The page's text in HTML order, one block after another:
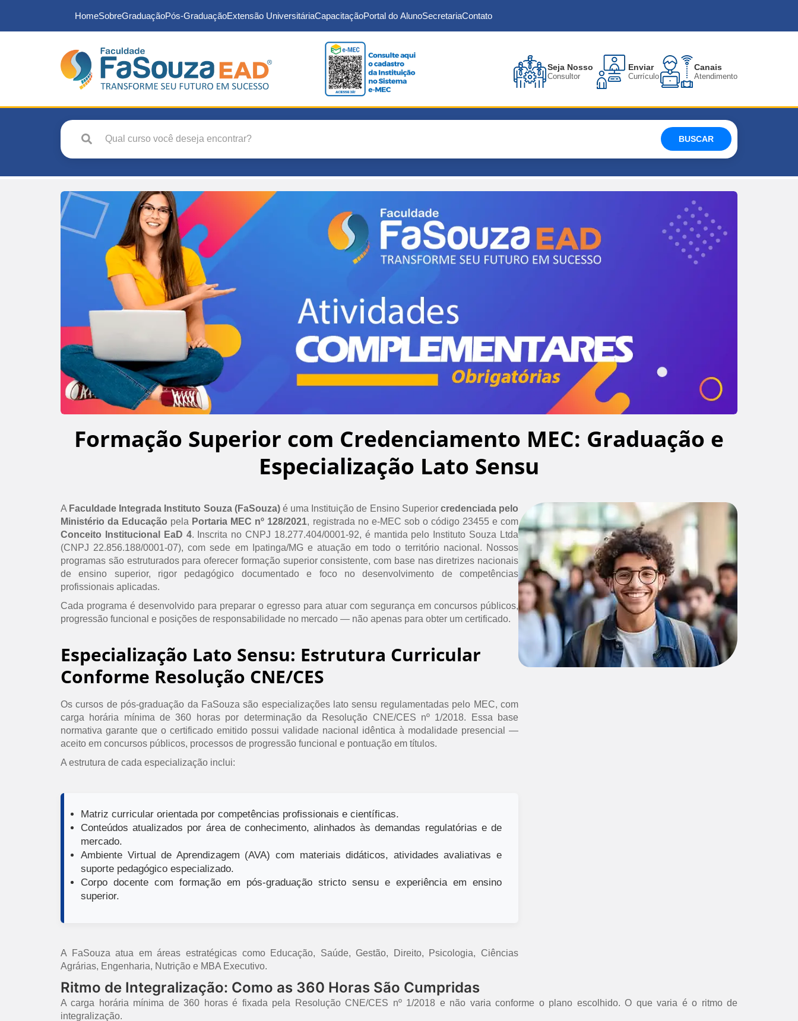
HomeSobreGraduaçãoPós-GraduaçãoExtensão UniversitáriaCapacitaçãoPortal do AlunoSecretariaContato
Seja Nosso
Consultor
Enviar
Currículo
Canais
Atendimento
BUSCAR
Formação Superior com Credenciamento MEC: Graduação e
Especialização Lato Sensu
A Faculdade Integrada Instituto Souza (FaSouza)é uma Instituição de Ensino Superior credenciada pelo
Ministério da Educação pela Portaria MEC nº 128/2021, registrada no e-MEC sob o código 23455 e com
Conceito Institucional EaD 4. Inscrita no CNPJ 18.277.404/0001-92, é mantida pelo Instituto Souza Ltda
(CNPJ 22.856.188/0001-07), com sede em Ipatinga/MG e atuação em todo o território nacional. Nossos
programas são estruturados para oferecer formação superior consistente, com base nas diretrizes nacionais
de ensino superior, rigor pedagógico documentado e foco no desenvolvimento de competências
profissionais aplicadas.
Cada programa é desenvolvido para preparar o egresso para atuar com segurança em concursos públicos,
progressão funcional e posições de responsabilidade no mercado — não apenas para obter um certificado.
Especialização Lato Sensu: Estrutura Curricular
Conforme Resolução CNE/CES
Os cursos de pós-graduação da FaSouza são especializações lato sensu regulamentadas pelo MEC, com
carga horária mínima de 360 horas por determinação da Resolução CNE/CES nº 1/2018. Essa base
normativa garante que o certificado emitido possui validade nacional idêntica à modalidade presencial —
aceito em concursos públicos, processos de progressão funcional e pontuação em títulos.
A estrutura de cada especialização inclui:
Matriz curricular orientada por competências profissionais e científicas.
Conteúdos atualizados por área de conhecimento, alinhados às demandas regulatórias e de
mercado.
Ambiente Virtual de Aprendizagem (AVA) com materiais didáticos, atividades avaliativas e
suporte pedagógico especializado.
Corpo docente com formação em pós-graduação stricto sensu e experiência em ensino
superior.
A FaSouza atua em áreas estratégicas como Educação, Saúde, Gestão, Direito, Psicologia, Ciências
Agrárias, Engenharia, Nutrição e MBA Executivo.
Ritmo de Integralização: Como as 360 Horas São Cumpridas
A carga horária mínima de 360 horas é fixada pela Resolução CNE/CES nº 1/2018 e não varia conforme o plano escolhido. O que varia é o ritmo de
integralização.